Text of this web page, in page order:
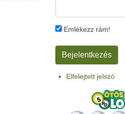
Emlékezz rám!
Elfelejtett jelszó